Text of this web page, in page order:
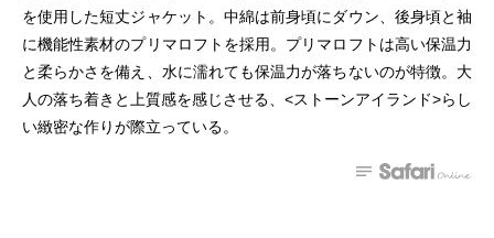
を使用した短丈ジャケット。中綿は前身頃にダウン、後身頃と袖
に機能性素材のプリマロフトを採用。プリマロフトは高い保温力
と柔らかさを備え、水に濡れても保温力が落ちないのが特徴。大
人の落ち着きと上質感を感じさせる、<ストーンアイランド>らし
い緻密な作りが際立っている。